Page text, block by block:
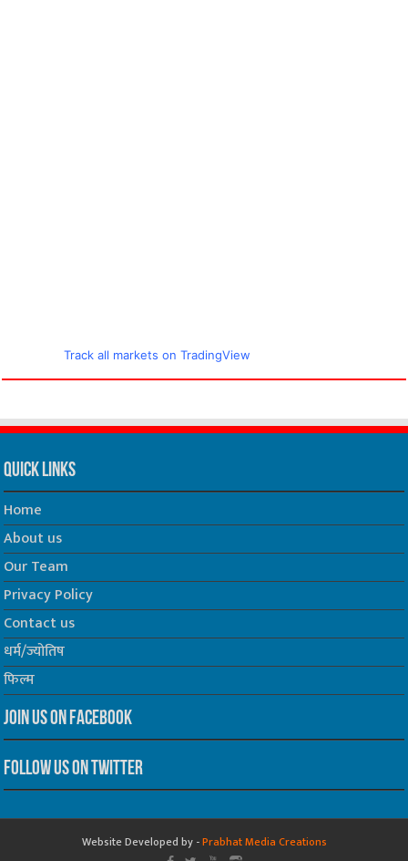
Track all markets on TradingView
Quick Links
Home
About us
Our Team
Privacy Policy
Contact us
धर्म/ज्योतिष
फिल्म
Join us on Facebook
Follow us on Twitter
Website Developed by -Prabhat Media Creations